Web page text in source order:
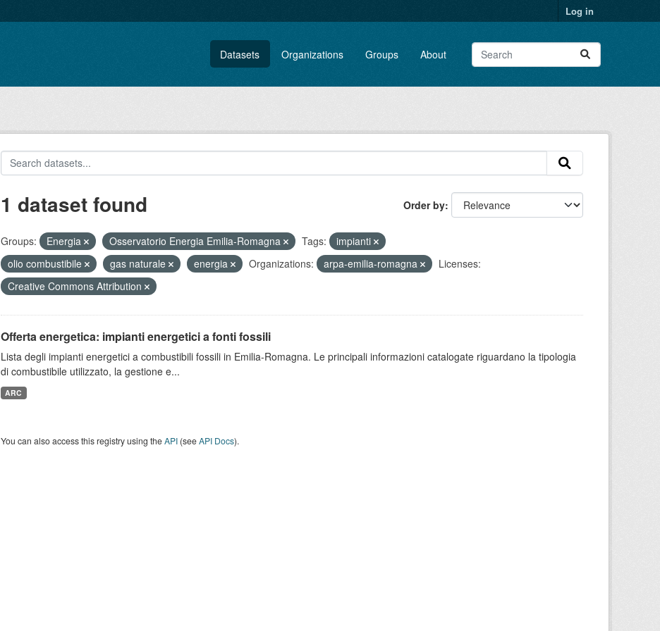
Log in
Datasets Organizations Groups About
Order by
1 dataset found
Groups: Energia Osservatorio Energia Emilia-Romagna Tags:
impianti
olio combustibile
gas naturale energia Organizations: arpa-emilia-romagna
Licenses:
Creative Commons Attribution
Offerta energetica: impianti energetici a fonti fossili
Lista degli impianti energetici a combustibili fossili in Emilia-Romagna. Le principali informazioni catalogate riguardano la tipologia
di combustibile utilizzato, la gestione e...
ARC
You can also access this registry using theAPI(seeAPI Docs).